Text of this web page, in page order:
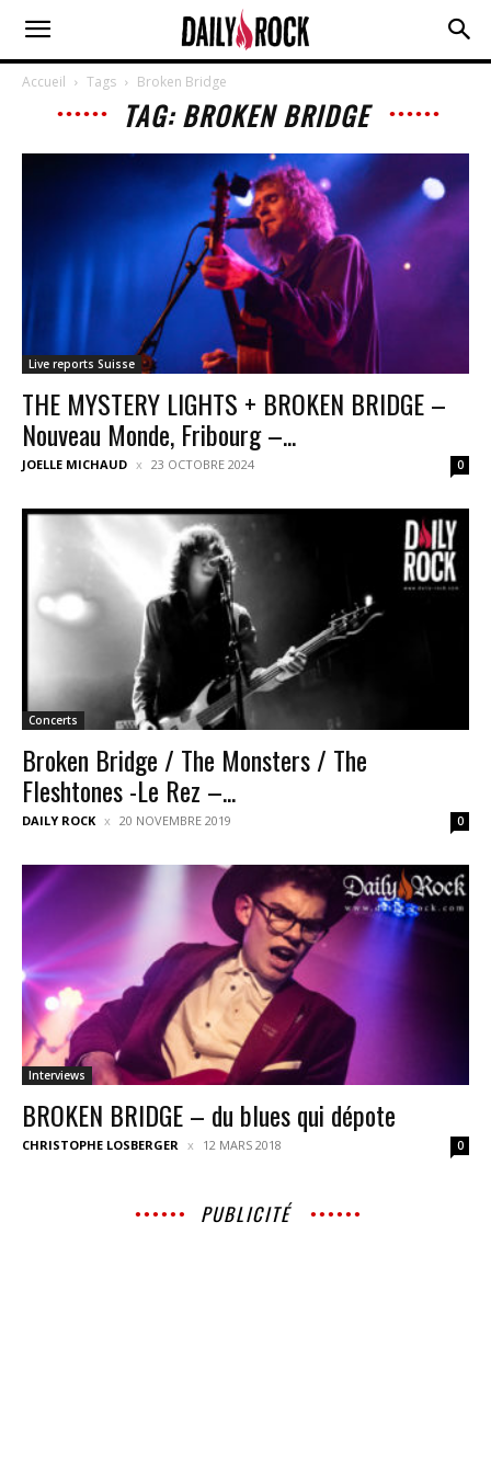
Accueil Tags Broken Bridge
TAG: BROKEN BRIDGE
Live reports Suisse
THE MYSTERY LIGHTS + BROKEN BRIDGE –
Nouveau Monde, Fribourg –...
JOELLE MICHAUD 23 OCTOBRE 2024 0
Concerts
Broken Bridge / The Monsters / The
Fleshtones -Le Rez –...
DAILY ROCK 20 NOVEMBRE 2019 0
Interviews
BROKEN BRIDGE – du blues qui dépote
CHRISTOPHE LOSBERGER 12 MARS 2018 0
PUBLICITÉ